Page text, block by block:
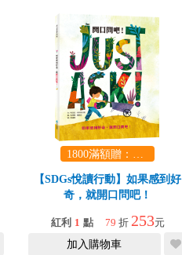
1800滿額贈：口袋玩具一份（隨機出貨） (summer read)
【SDGs悅讀行動】如果感到好
奇，就開口問吧！
紅利 1 點 79 折 253元
加入購物車